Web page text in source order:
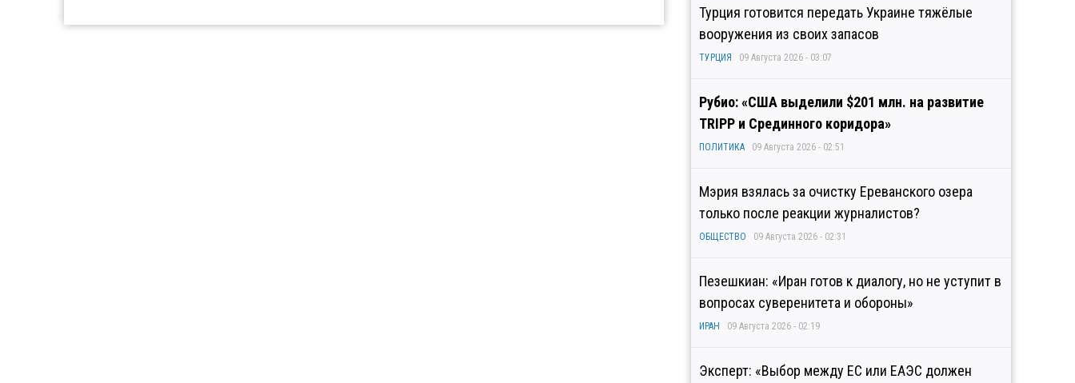
Турция готовится передать Украине тяжёлые
вооружения из своих запасов
ТУРЦИЯ 09 Августа 2026 - 03:07
Рубио: «США выделили $201 млн. на развитие
TRIPP и Срединного коридора»
ПОЛИТИКА 09 Августа 2026 - 02:51
Мэрия взялась за очистку Ереванского озера
только после реакции журналистов?
ОБЩЕСТВО 09 Августа 2026 - 02:31
Пезешкиан: «Иран готов к диалогу, но не уступит в
вопросах суверенитета и обороны»
ИРАН 09 Августа 2026 - 02:19
Эксперт: «Выбор между ЕС или ЕАЭС должен